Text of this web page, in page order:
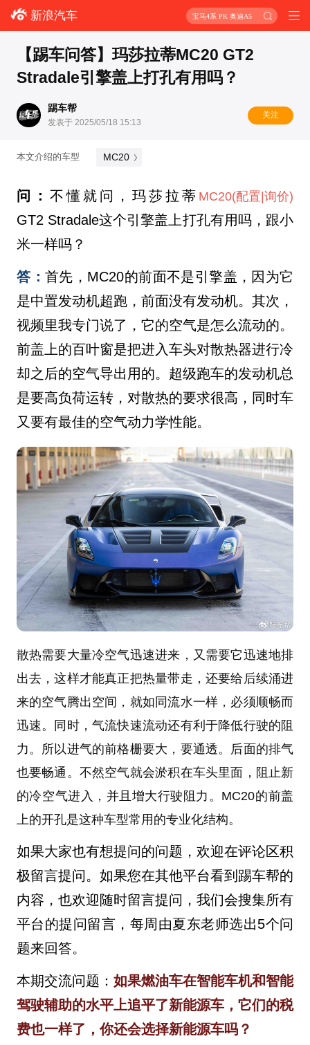
新浪汽车 宝马4系 PK 奥迪A5
【踢车问答】玛莎拉蒂MC20 GT2
Stradale引擎盖上打孔有用吗？
踢车帮
发表于 2025/05/18 15:13
关注
本文介绍的车型 MC20
问： 不懂就问，玛莎拉蒂 MC20(配置|询价)
GT2 Stradale这个引擎盖上打孔有用吗，跟小
米一样吗？
​答：首先，MC20的前面不是引擎盖，因为它
是中置发动机超跑，前面没有发动机。其次，
视频里我专门说了，它的空气是怎么流动的。
前盖上的百叶窗是把进入车头对散热器进行冷
却之后的空气导出用的。超级跑车的发动机总
是要高负荷运转，对散热的要求很高，同时车
又要有最佳的空气动力学性能。
散热需要大量冷空气迅速进来，又需要它迅速地排
出去，这样才能真正把热量带走，还要给后续涌进
来的空气腾出空间，就如同流水一样，必须顺畅而
迅速。同时，气流快速流动还有利于降低行驶的阻
力。所以进气的前格栅要大，要通透。后面的排气
也要畅通。不然空气就会淤积在车头里面，阻止新
的冷空气进入，并且增大行驶阻力。MC20的前盖
上的开孔是这种车型常用的专业化结构。
如果大家也有想提问的问题，欢迎在评论区积
极留言提问。如果您在其他平台看到踢车帮的
内容，也欢迎随时留言提问，我们会搜集所有
平台的提问留言，每周由夏东老师选出5个问
题来回答。
​本期交流问题： 如果燃油车在智能车机和智能
驾驶辅助的水平上追平了新能源车，它们的税
费也一样了，你还会选择新能源车吗？